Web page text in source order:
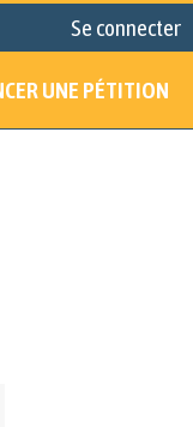
Se connecter
UNE PÉTITION